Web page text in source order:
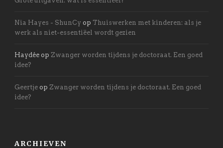
Nia Hayes - ShunCy op Thuiswerken met kinderen: als je
werk als niet-essentiëel wordt gezien
Haydée op Zwanger worden tijdens je doctoraat. Een goed
idee?
Geertje op Zwanger worden tijdens je doctoraat. Een goed
idee?
ARCHIEVEN